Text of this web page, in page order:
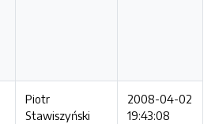
Piotr
Stawiszyński
2008-04-02
19:43:08